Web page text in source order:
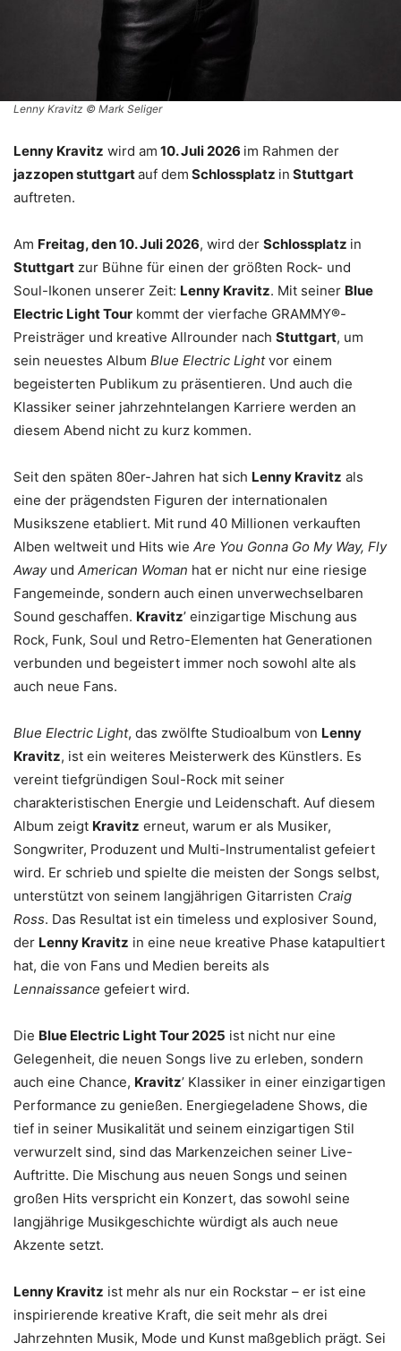
Lenny Kravitz © Mark Seliger
Lenny Kravitz wird am 10. Juli 2026 im Rahmen der
jazzopen stuttgartauf dem Schlossplatz in Stuttgart
auftreten.
Am Freitag, den 10. Juli 2026, wird der Schlossplatz in
Stuttgart zur Bühne für einen der größten Rock- und
Soul-Ikonen unserer Zeit: Lenny Kravitz. Mit seiner Blue
Electric Light Tour kommt der vierfache GRAMMY®-
Preisträger und kreative Allrounder nach Stuttgart, um
sein neuestes Album Blue Electric Lightvor einem
begeisterten Publikum zu präsentieren. Und auch die
Klassiker seiner jahrzehntelangen Karriere werden an
diesem Abend nicht zu kurz kommen.
Seit den späten 80er-Jahren hat sich Lenny Kravitz als
eine der prägendsten Figuren der internationalen
Musikszene etabliert. Mit rund 40 Millionen verkauften
Alben weltweit und Hits wie Are You Gonna Go My Way, Fly
Awayund American Woman hat er nicht nur eine riesige
Fangemeinde, sondern auch einen unverwechselbaren
Sound geschaffen. Kravitz’ einzigartige Mischung aus
Rock, Funk, Soul und Retro-Elementen hat Generationen
verbunden und begeistert immer noch sowohl alte als
auch neue Fans.
Blue Electric Light, das zwölfte Studioalbum von Lenny
Kravitz, ist ein weiteres Meisterwerk des Künstlers. Es
vereint tiefgründigen Soul-Rock mit seiner
charakteristischen Energie und Leidenschaft. Auf diesem
Album zeigt Kravitz erneut, warum er als Musiker,
Songwriter, Produzent und Multi-Instrumentalist gefeiert
wird. Er schrieb und spielte die meisten der Songs selbst,
unterstützt von seinem langjährigen Gitarristen Craig
Ross. Das Resultat ist ein timeless und explosiver Sound,
der Lenny Kravitz in eine neue kreative Phase katapultiert
hat, die von Fans und Medien bereits als
Lennaissance gefeiert wird.
Die Blue Electric Light Tour 2025 ist nicht nur eine
Gelegenheit, die neuen Songs live zu erleben, sondern
auch eine Chance, Kravitz’ Klassiker in einer einzigartigen
Performance zu genießen. Energiegeladene Shows, die
tief in seiner Musikalität und seinem einzigartigen Stil
verwurzelt sind, sind das Markenzeichen seiner Live-
Auftritte. Die Mischung aus neuen Songs und seinen
großen Hits verspricht ein Konzert, das sowohl seine
langjährige Musikgeschichte würdigt als auch neue
Akzente setzt.
Lenny Kravitz ist mehr als nur ein Rockstar – er ist eine
inspirierende kreative Kraft, die seit mehr als drei
Jahrzehnten Musik, Mode und Kunst maßgeblich prägt. Sei